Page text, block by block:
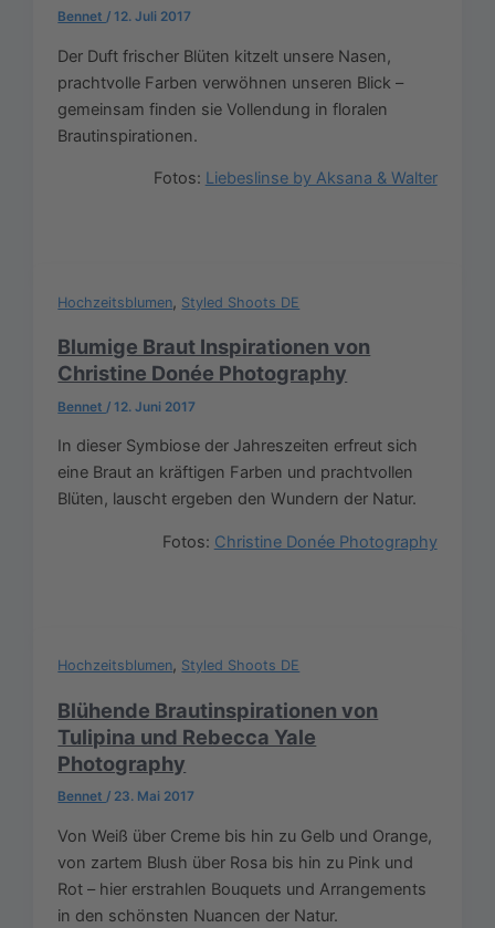
Bennet/12. Juli 2017
Der Duft frischer Blüten kitzelt unsere Nasen,
prachtvolle Farben verwöhnen unseren Blick –
gemeinsam finden sie Vollendung in floralen
Brautinspirationen.
Fotos: Liebeslinse by Aksana & Walter
Hochzeitsblumen, Styled Shoots DE
Blumige Braut Inspirationen von
Christine Donée Photography
Bennet /12. Juni 2017
In dieser Symbiose der Jahreszeiten erfreut sich
eine Braut an kräftigen Farben und prachtvollen
Blüten, lauscht ergeben den Wundern der Natur.
Fotos: Christine Donée Photography
Hochzeitsblumen, Styled Shoots DE
Blühende Brautinspirationen von
Tulipina und Rebecca Yale
Photography
Bennet/ 23. Mai 2017
Von Weiß über Creme bis hin zu Gelb und Orange,
von zartem Blush über Rosa bis hin zu Pink und
Rot – hier erstrahlen Bouquets und Arrangements
in den schönsten Nuancen der Natur.